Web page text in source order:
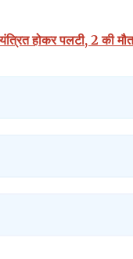
होकर पलटी, 2 की